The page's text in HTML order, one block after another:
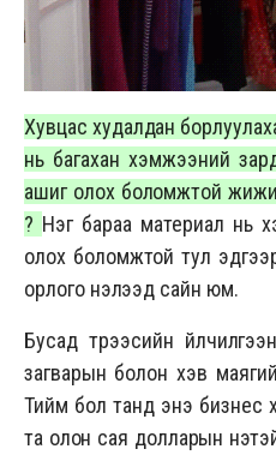
Хувцас худалдан
нь багахан хэмжээний
ашиг олох боломжтой
үү? Нэг бараа материал нь
олох боломжтой тул
орлого нэлээд сайн юм.
Бусад түрээсийн
загварын болон хэв
Тийм бол танд энэ бизнес
та олон сая долларын